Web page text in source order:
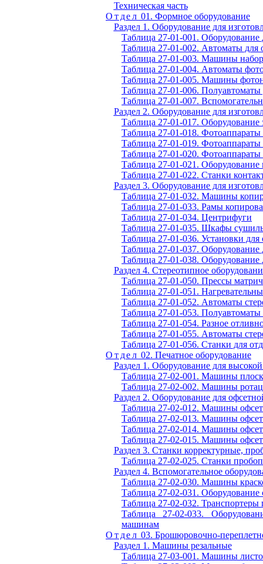
Техническая часть
Отдел 01. Формное оборудование
Раздел 1. Оборудование для
Таблица 27-01-001.
Таблица 27-01-002. Автоматы для
Таблица 27-01-003. Машины
Таблица 27-01-004. Автоматы
Таблица 27-01-005. Машины
Таблица 27-01-006. Полуавтоматы
Таблица 27-01-007.
Раздел 2. Оборудование для
Таблица 27-01-017. Оборудование
Таблица 27-01-018.
Таблица 27-01-019.
Таблица 27-01-020. Фотоаппараты
Таблица 27-01-021. Оборудование
Таблица 27-01-022. Станки
Раздел 3. Оборудование для
Таблица 27-01-032. Машины
Таблица 27-01-033. Рамы
Таблица 27-01-034. Центрифуги
Таблица 27-01-035. Шкафы
Таблица 27-01-036. Установки
Таблица 27-01-037.
Таблица 27-01-038. Оборудование
Раздел 4. Стереотипное
Таблица 27-01-050. Прессы
Таблица 27-01-051.
Таблица 27-01-052. Автоматы
Таблица 27-01-053.
Таблица 27-01-054. Разное
Таблица 27-01-055. Автоматы
Таблица 27-01-056. Станки для
Отдел 02. Печатное оборудование
Раздел 1. Оборудованиедля высокой
Таблица 27-02-001. Машины
Таблица 27-02-002. Машины
Раздел 2. Оборудование для
Таблица 27-02-012. Машины
Таблица 27-02-013. Машины
Таблица 27-02-014. Машины
Таблица 27-02-015. Машины
Раздел 3. Станки корректурные,
Таблица 27-02-025. Станки
Раздел 4. Вспомогательное
Таблица 27-02-030. Машины
Таблица 27-02-031. Оборудование
Таблица 27-02-032. Транспортеры
Таблица 27-02-033.
машинам
Отдел 03. Брошюровочно-
Раздел 1. Машины резальные
Таблица 27-03-001. Машины